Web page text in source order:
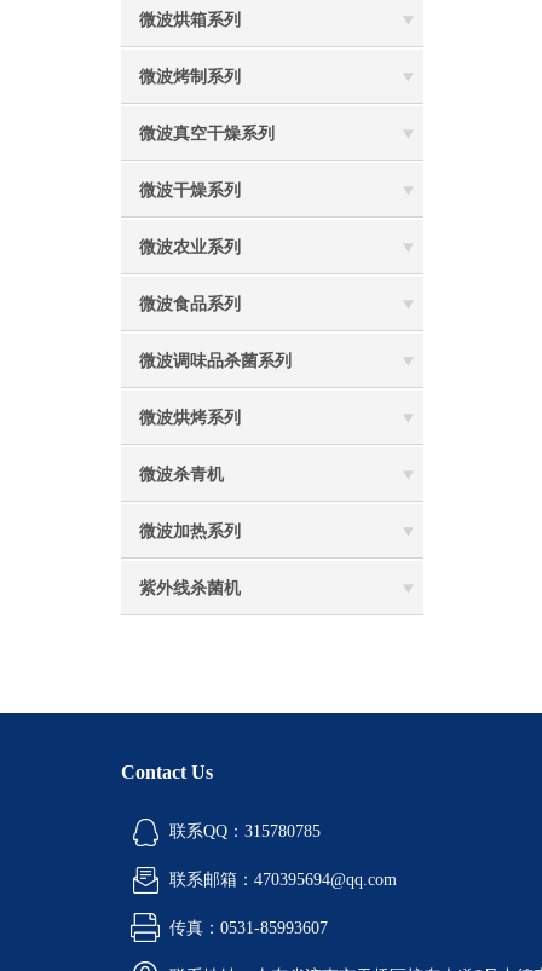
微波烘箱系列
微波烤制系列
微波真空干燥系列
微波干燥系列
微波农业系列
微波食品系列
微波调味品杀菌系列
微波烘烤系列
微波杀青机
微波加热系列
紫外线杀菌机
Contact Us
联系QQ：315780785
联系邮箱：470395694@qq.com
传真：0531-85993607